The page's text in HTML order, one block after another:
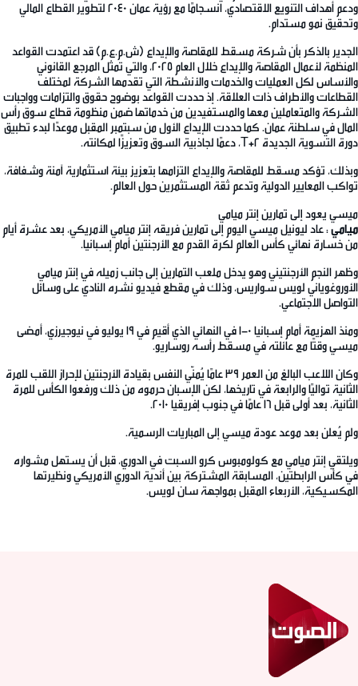
ودعم أهداف التنويع الاقتصادي، انسجامًا مع رؤية عمان 2040 لتطوير القطاع المالي
وتحقيق نمو مستدام.
الجدير بالذكر بأن شركة مسقط للمقاصة والإيداع (ش.م.ع.م) قد اعتمدت القواعد
المنظمة لأعمال المقاصة والإيداع خلال العام 2025، والتي تمثل المرجع القانوني
والأساس لكل العمليات والخدمات والأنشطة التي تقدمها الشركة لمختلف
القطاعات والأطراف ذات العلاقة. إذ حددت القواعد بوضوح حقوق والتزامات وواجبات
الشركة والمتعاملين معها والمستفيدين من خدماتها ضمن منظومة قطاع سوق رأس
المال في سلطنة عمان. كما حددت الإيداع الأول من سبتمبر المقبل موعدًا لبدء تطبيق
دورة التسوية الجديدة T+2، دعمًا لجاذبية السوق وتعزيزًا لمكانته.
وبذلك، تؤكد مسقط للمقاصة والإيداع التزامها بتعزيز بيئة استثمارية آمنة وشفافة،
تواكب المعايير الدولية وتدعم ثقة المستثمرين حول العالم.
ميسي يعود إلى تمارين إنتر ميامي
ميامي: عاد ليونيل ميسي اليوم إلى تمارين فريقه إنتر ميامي الأمريكي، بعد عشرة أيام
من خسارة نهائي كأس العالم لكرة القدم مع الأرجنتين أمام إسبانيا.
وظهر النجم الأرجنتيني وهو يدخل ملعب التمارين إلى جانب زميله في إنتر ميامي
الأوروغوياني لويس سواريس، وذلك في مقطع فيديو نشره النادي على وسائل
التواصل الاجتماعي.
ومنذ الهزيمة أمام إسبانيا 0-1 في النهائي الذي أقيم في 19 يوليو في نيوجيرزي، أمضى
ميسي وقتًا مع عائلته في مسقط رأسه روساريو.
وكان اللاعب البالغ من العمر 39 عامًا يُمنّي النفس بقيادة الأرجنتين لإحراز اللقب للمرة
الثانية تواليًا والرابعة في تاريخها، لكن الإسبان حرموه من ذلك ورفعوا الكأس للمرة
الثانية، بعد أولى قبل 16 عامًا في جنوب إفريقيا 2010.
ولم يُعلن بعد موعد عودة ميسي إلى المباريات الرسمية.
ويلتقي إنتر ميامي مع كولومبوس كرو السبت في الدوري، قبل أن يستهل مشواره
في كأس الرابطتين، المسابقة المشتركة بين أندية الدوري الأمريكي ونظيرتها
المكسيكية، الأربعاء المقبل بمواجهة سان لويس.